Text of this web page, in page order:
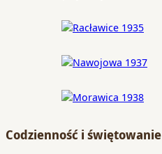
Codzienność i świętowanie